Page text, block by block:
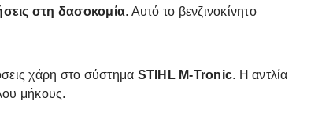
στη δασοκομία. Αυτό το βενζινοκίνητο
χάρη στο σύστημα STIHL M-Tronic. Η αντλία
μήκους.